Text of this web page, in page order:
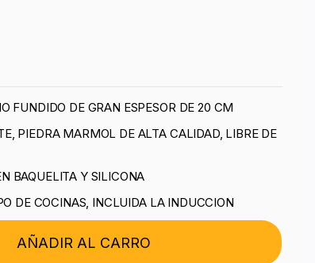
FUNDIDO DE GRAN ESPESOR DE 20 CM
PIEDRA MARMOL DE ALTA CALIDAD, LIBRE DE
BAQUELITA Y SILICONA
DE COCINAS, INCLUIDA LA INDUCCION
AÑADIR AL CARRO